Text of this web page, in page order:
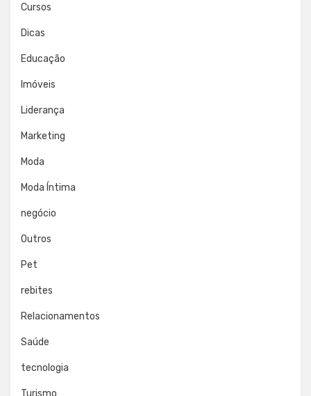
Cursos
Dicas
Educação
Imóveis
Liderança
Marketing
Moda
Moda Íntima
negócio
Outros
Pet
rebites
Relacionamentos
Saúde
tecnologia
Turismo